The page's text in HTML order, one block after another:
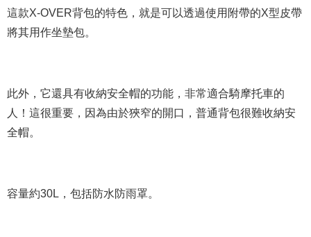
這款X-OVER背包的特色，就是可以透過使用附帶的X型皮帶
將其用作坐墊包。
此外，它還具有收納安全帽的功能，非常適合騎摩托車的
人！這很重要，因為由於狹窄的開口，普通背包很難收納安
全帽。
容量約30L，包括防水防雨罩。